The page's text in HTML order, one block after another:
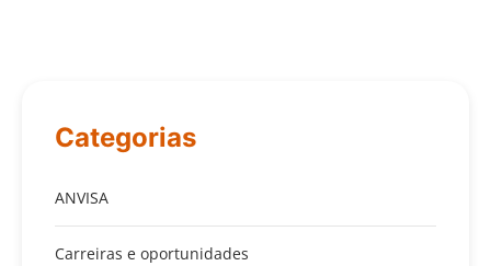
Categorias
ANVISA
Carreiras e oportunidades